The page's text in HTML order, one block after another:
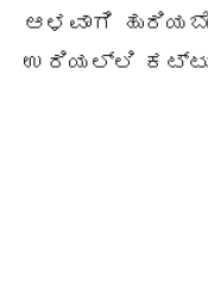
ಆಳವಾಗಿ
ಉರಿಯಲ್ಲಿ